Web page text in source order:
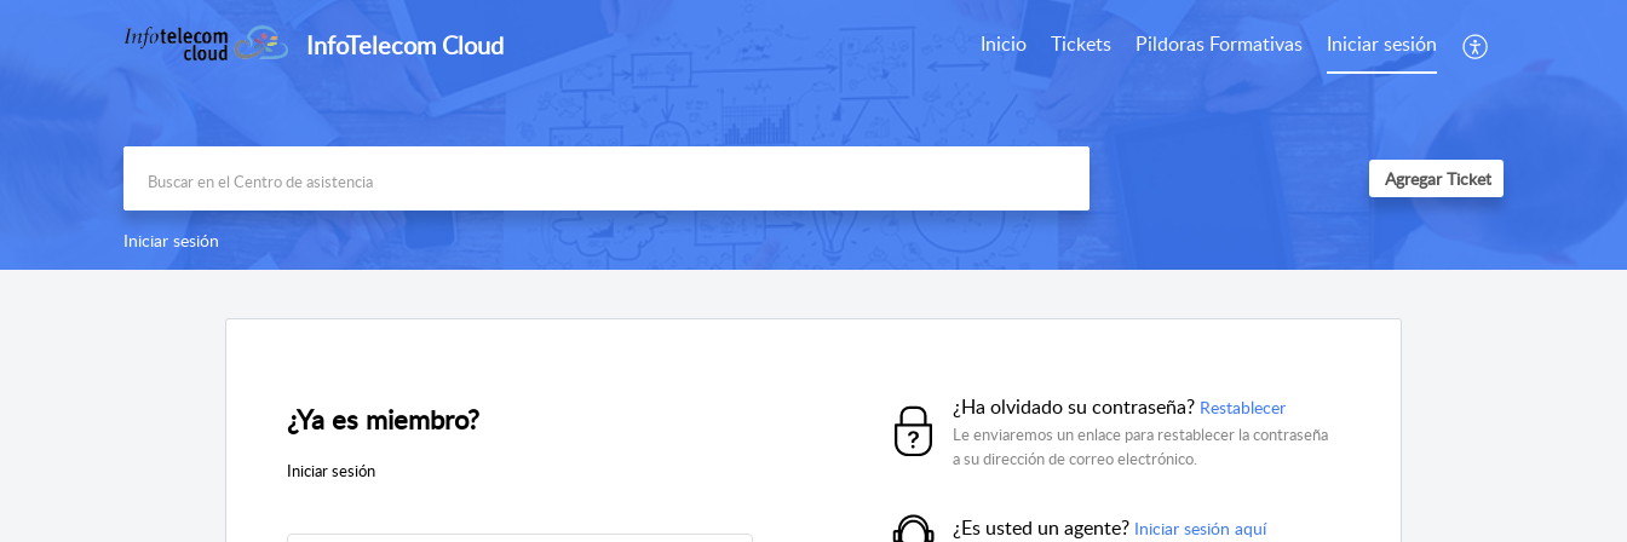
InfoTelecom Cloud Inicio Tickets Pildoras Formativas Iniciar sesión
Agregar Ticket
Iniciar sesión
¿Ya es miembro?
Iniciar sesión
¿Ha olvidado su contraseña? Restablecer
Le enviaremos un enlace para restablecer la contraseña
a su dirección de correo electrónico.
¿Es usted un agente? Iniciar sesión aquí